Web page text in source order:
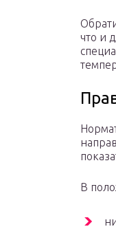
что и
В